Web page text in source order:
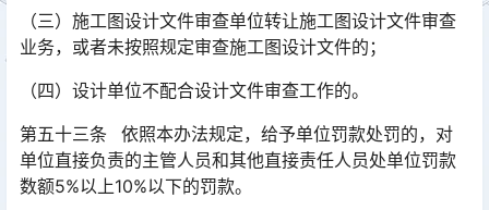
（三）施工图设计文件审查单位转让施工图设计文件审查
业务，或者未按照规定审查施工图设计文件的；
（四）设计单位不配合设计文件审查工作的。
第五十三条 依照本办法规定，给予单位罚款处罚的，对
单位直接负责的主管人员和其他直接责任人员处单位罚款
数额5%以上10%以下的罚款。